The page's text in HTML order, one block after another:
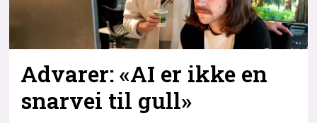
Advarer: «AI er ikke en
snarvei til gull»